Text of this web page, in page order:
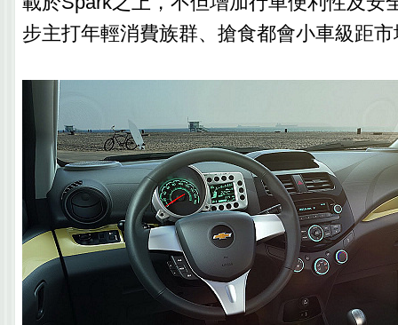
步主打年輕消費族群、搶食都會小車級距